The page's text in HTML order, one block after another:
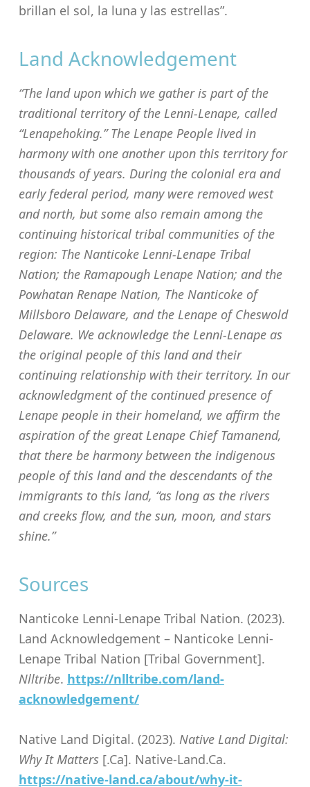
brillan el sol, la luna y las estrellas”.
Land Acknowledgement
“The land upon which we gather is part of the
traditional territory of the Lenni-Lenape, called
“Lenapehoking.” The Lenape People lived in
harmony with one another upon this territory for
thousands of years. During the colonial era and
early federal period, many were removed west
and north, but some also remain among the
continuing historical tribal communities of the
region: The Nanticoke Lenni-Lenape Tribal
Nation; the Ramapough Lenape Nation; and the
Powhatan Renape Nation, The Nanticoke of
Millsboro Delaware, and the Lenape of Cheswold
Delaware. We acknowledge the Lenni-Lenape as
the original people of this land and their
continuing relationship with their territory. In our
acknowledgment of the continued presence of
Lenape people in their homeland, we affirm the
aspiration of the great Lenape Chief Tamanend,
that there be harmony between the indigenous
people of this land and the descendants of the
immigrants to this land, “as long as the rivers
and creeks flow, and the sun, moon, and stars
shine.”
Sources
Nanticoke Lenni-Lenape Tribal Nation. (2023).
Land Acknowledgement – Nanticoke Lenni-
Lenape Tribal Nation [Tribal Government].
Nlltribe. https://nlltribe.com/land-
acknowledgement/
Native Land Digital. (2023). Native Land Digital:
Why It Matters [.Ca]. Native-Land.Ca.
https://native-land.ca/about/why-it-